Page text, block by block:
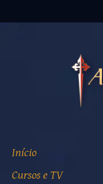
Início
Cursos e TV